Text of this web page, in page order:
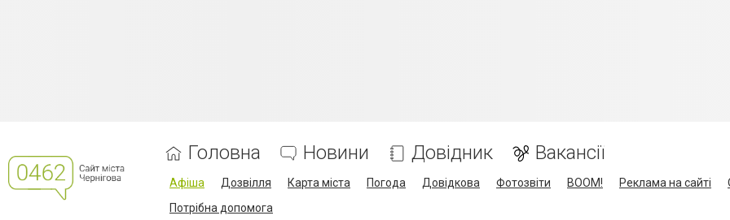
Головна Новини Довідник Вакансії
Афіша Дозвілля Карта міста Погода Довідкова Фотозвіти BOOM! Реклама на сайті
Потрібна допомога